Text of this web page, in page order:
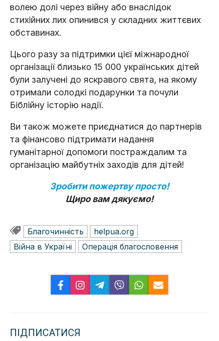
волею долі через війну або внаслідок
стихійних лих опинився у складних життєвих
обставинах.
Цього разу за підтримки цієї міжнародної
організації близько 15 000 українських дітей
були залучені до яскравого свята, на якому
отримали солодкі подарунки та почули
Біблійну історію надії.
Ви також можете приєднатися до партнерів
та фінансово підтримати надання
гуманітарної допомоги постраждалим та
організацію майбутніх заходів для дітей!
Зробити пожертву просто!
Щиро вам дякуємо!
Благочинність
helpua.org
Війна в Україні
Операція благословeння
ПІДПИСАТИСЯ